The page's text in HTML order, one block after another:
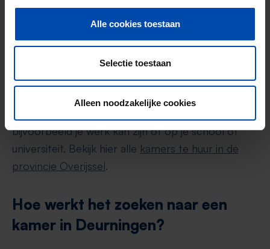
Alle cookies toestaan
Selectie toestaan
Alleen noodzakelijke cookies
Overijssel!
Als je in Deurningen geen of moeilijk een kamer
kunt vinden, is het slim om ook in de rest van de
provincie Overijssel te kijken. Vaak zijn er goede
bijvoorbeeld je werk kan zijn of op je school of
universiteit. Bekijk hier alle kamers te huur in de
provincie Overijssel.
Hoe werkt het zoeken naar een
kamer in Deurningen?